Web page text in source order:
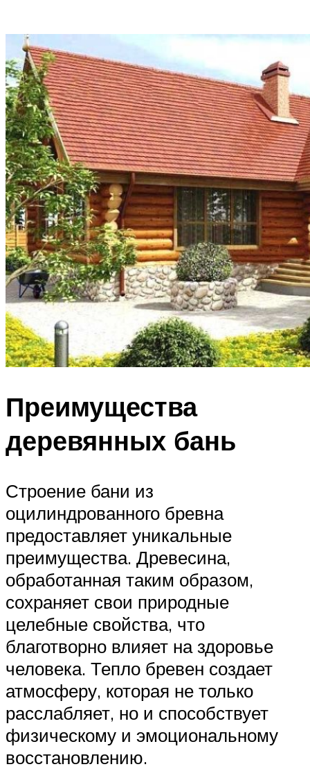
Преимущества
деревянных бань
Строение бани из
оцилиндрованного бревна
предоставляет уникальные
преимущества. Древесина,
обработанная таким образом,
сохраняет свои природные
целебные свойства, что
благотворно влияет на здоровье
человека. Тепло бревен создает
атмосферу, которая не только
расслабляет, но и способствует
физическому и эмоциональному
восстановлению.